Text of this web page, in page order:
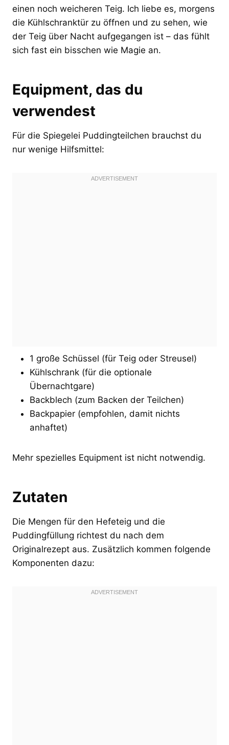
einen noch weicheren Teig. Ich liebe es, morgens
die Kühlschranktür zu öffnen und zu sehen, wie
der Teig über Nacht aufgegangen ist – das fühlt
sich fast ein bisschen wie Magie an.
Equipment, das du
verwendest
Für die Spiegelei Puddingteilchen brauchst du
nur wenige Hilfsmittel:
1 große Schüssel (für Teig oder Streusel)
Kühlschrank (für die optionale
Übernachtgare)
Backblech (zum Backen der Teilchen)
Backpapier (empfohlen, damit nichts
anhaftet)
Mehr spezielles Equipment ist nicht notwendig.
Zutaten
Die Mengen für den Hefeteig und die
Puddingfüllung richtest du nach dem
Originalrezept aus. Zusätzlich kommen folgende
Komponenten dazu: